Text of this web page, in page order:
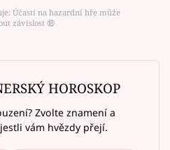
Účastí na hazardní hře může
závislost ⑱
HOROSKOP
Zvolte znamení a
vám hvězdy přejí.